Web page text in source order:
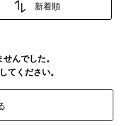
んでした。
てください。